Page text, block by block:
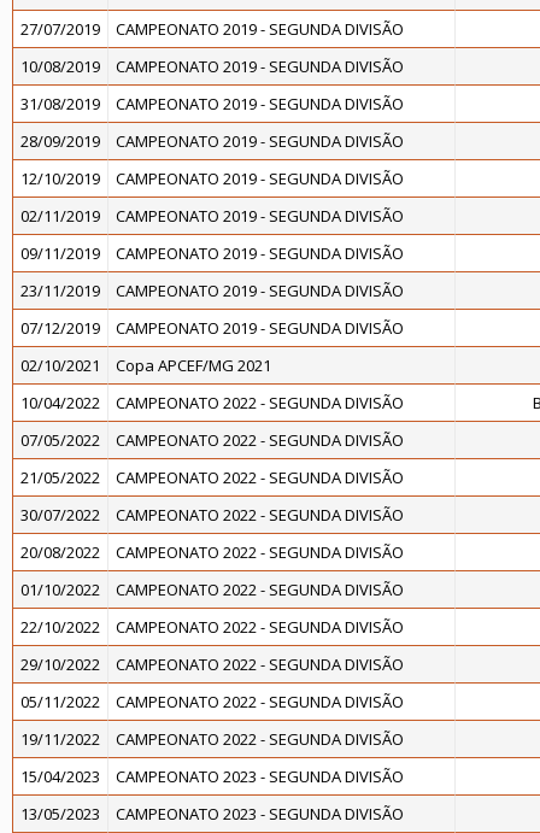
27/07/2019
CAMPEONATO 2019 - SEGUNDA DIVISÃO
10/08/2019
CAMPEONATO 2019 - SEGUNDA DIVISÃO
31/08/2019
CAMPEONATO 2019 - SEGUNDA DIVISÃO
28/09/2019
CAMPEONATO 2019 - SEGUNDA DIVISÃO
12/10/2019
CAMPEONATO 2019 - SEGUNDA DIVISÃO
02/11/2019
CAMPEONATO 2019 - SEGUNDA DIVISÃO
09/11/2019
CAMPEONATO 2019 - SEGUNDA DIVISÃO
23/11/2019
CAMPEONATO 2019 - SEGUNDA DIVISÃO
07/12/2019
CAMPEONATO 2019 - SEGUNDA DIVISÃO
02/10/2021
Copa APCEF/MG 2021
10/04/2022
CAMPEONATO 2022 - SEGUNDA DIVISÃO
07/05/2022
CAMPEONATO 2022 - SEGUNDA DIVISÃO
21/05/2022
CAMPEONATO 2022 - SEGUNDA DIVISÃO
30/07/2022
CAMPEONATO 2022 - SEGUNDA DIVISÃO
20/08/2022
CAMPEONATO 2022 - SEGUNDA DIVISÃO
01/10/2022
CAMPEONATO 2022 - SEGUNDA DIVISÃO
22/10/2022
CAMPEONATO 2022 - SEGUNDA DIVISÃO
29/10/2022
CAMPEONATO 2022 - SEGUNDA DIVISÃO
05/11/2022
CAMPEONATO 2022 - SEGUNDA DIVISÃO
19/11/2022
CAMPEONATO 2022 - SEGUNDA DIVISÃO
15/04/2023
CAMPEONATO 2023 - SEGUNDA DIVISÃO
13/05/2023
CAMPEONATO 2023 - SEGUNDA DIVISÃO